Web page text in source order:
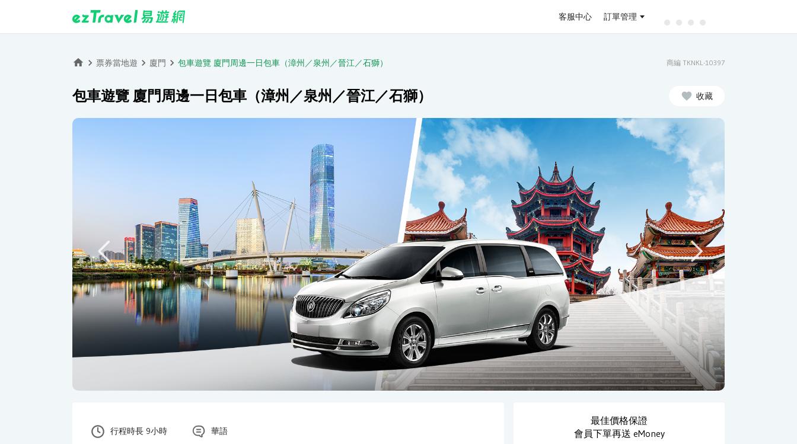
客服中心 訂單管理
票券當地遊 廈門 包車遊覽 廈門周邊一日包車（漳州／泉州／晉江／石獅） 商編 TKNKL-10397
包車遊覽 廈門周邊一日包車（漳州／泉州／晉江／石獅） 收藏
行程時長 9小時 華語
最佳價格保證
會員下單再送 eMoney